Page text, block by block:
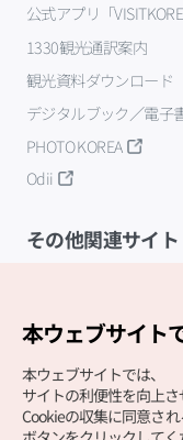
公式アプリ「
1330観光通訳案内
観光資料ダウンロード
デジタルブック／電子
PHOTO KOREA
Odii
その他関連サイト
本ウェブサイト
本ウェブサイトでは、
サイトの利便性を向上さ
Cookieの収集に同意され